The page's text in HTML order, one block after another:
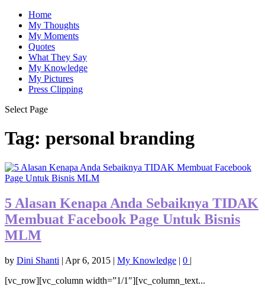
Home
My Thoughts
My Moments
Quotes
What They Say
My Knowledge
My Pictures
Press Clipping
Select Page
Tag: personal branding
5 Alasan Kenapa Anda Sebaiknya TIDAK
Membuat Facebook Page Untuk Bisnis
MLM
by Dini Shanti | Apr 6, 2015 | My Knowledge | 0 |
[vc_row][vc_column width=”1/1″][vc_column_text...